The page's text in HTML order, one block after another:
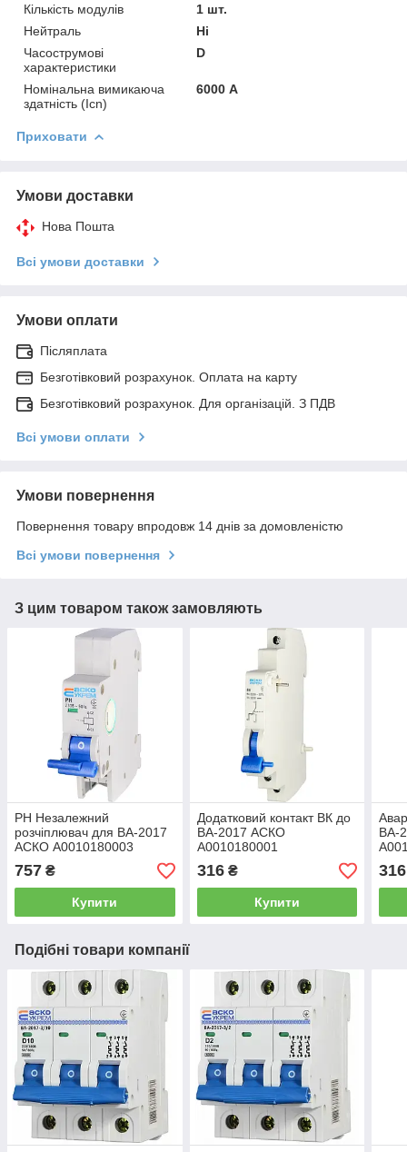
Кількість модулів
1 шт.
Нейтраль
Ні
Часострумові
характеристики
D
Номінальна вимикаюча
здатність (Icn)
6000 А
Приховати
Умови доставки
Нова Пошта
Всі умови доставки
Умови оплати
Післяплата
Безготівковий розрахунок. Оплата на карту
Безготівковий розрахунок. Для організацій. З ПДВ
Всі умови оплати
Умови повернення
Повернення товару впродовж 14 днів за домовленістю
Всі умови повернення
З цим товаром також замовляють
РН Незалежний
розчіплювач для ВА-2017
АСКО A0010180003
757 ₴
Купити
Додатковий контакт ВК до
ВА-2017 АСКО
A0010180001
316₴
Купити
ВА-
316
Подібні товари компанії